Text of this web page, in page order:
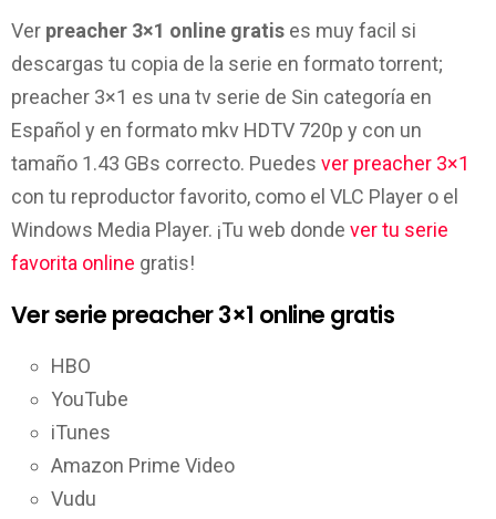
Ver preacher 3×1 online gratis es muy facil si
descargas tu copia de la serie en formato torrent;
preacher 3×1 es una tv serie de Sin categoría en
Español y en formato mkv HDTV 720p y con un
tamaño 1.43 GBs correcto. Puedes ver preacher 3×1
con tu reproductor favorito, como el VLC Player o el
Windows Media Player. ¡Tu web donde ver tu serie
favorita online gratis!
Ver serie preacher 3×1 online gratis
HBO
YouTube
iTunes
Amazon Prime Video
Vudu